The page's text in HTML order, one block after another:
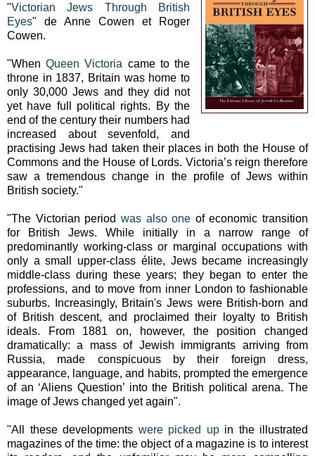
"Victorian Jews Through British
Eyes" de Anne Cowen et Roger
Cowen.
"WhenQueen Victoria came to the
throne in 1837, Britain was home to
only 30,000 Jews and they did not
yet have full political rights. By the
end of the century their numbers had
increased about sevenfold, and
practising Jews had taken their places in both the House of
Commons and the House of Lords. Victoria’s reign therefore
saw a tremendous change in the profile of Jews within
British society."
"The Victorian period was also one of economic transition
for British Jews. While initially in a narrow range of
predominantly working-class or marginal occupations with
only a small upper-class élite, Jews became increasingly
middle-class during these years; they began to enter the
professions, and to move from inner London to fashionable
suburbs. Increasingly, Britain's Jews were British-born and
of British descent, and proclaimed their loyalty to British
ideals. From 1881 on, however, the position changed
dramatically: a mass of Jewish immigrants arriving from
Russia, made conspicuous by their foreign dress,
appearance, language, and habits, prompted the emergence
of an ‘Aliens Question’ into the British political arena. The
image of Jews changed yet again".
"All these developments were picked upin the illustrated
magazines of the time: the object of a magazine is to interest